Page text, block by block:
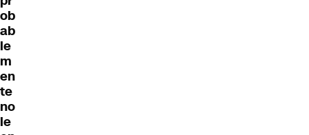
ob
ab
le
m
en
te
no
le